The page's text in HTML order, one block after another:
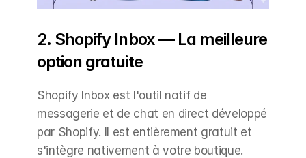
2. Shopify Inbox — La meilleure
option gratuite
Shopify Inbox est l'outil natif de
messagerie et de chat en direct développé
par Shopify. Il est entièrement gratuit et
s'intègre nativement à votre boutique.